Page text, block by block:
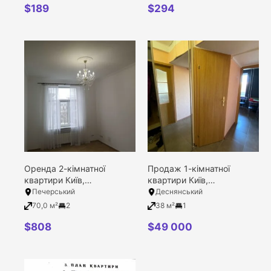
$189 $294
Оренда 2-кімнатної
квартири Київ,
Печерський район,
Банкова вулиця, 3
Печерський
70,0 м²
2
$808
Продаж 1-кімнатної
квартири Київ,
Деснянський район,
Кубанської України
Деснянський
38 м²
1
$49 000